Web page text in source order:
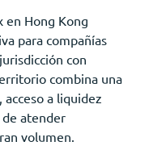
en Hong Kong
para compañías
con
combina una
a liquidez
atender
volumen.